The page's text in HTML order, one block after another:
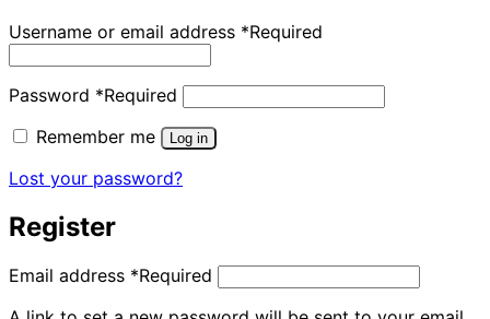
Username or email address *Required
Password *Required
Remember me
Log in
Lost your password?
Register
Email address *Required